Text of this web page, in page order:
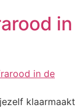
in
klaarmaakt